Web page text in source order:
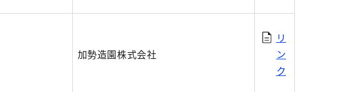
加勢造園株式会社
リ
ン
ク